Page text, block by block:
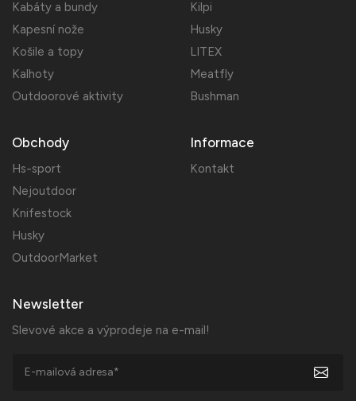
Kabáty a bundy
Kapesní nože
Košile a topy
Kalhoty
Outdoorové aktivity
Kilpi
Husky
LITEX
Meatfly
Bushman
Obchody
Hs-sport
Nejoutdoor
Knifestock
Husky
OutdoorMarket
Informace
Kontakt
Newsletter
Slevové akce a výprodeje na e-mail!